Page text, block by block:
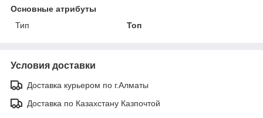
Основные атрибуты
Тип
Топ
Условия доставки
Доставка курьером по г.Алматы
Доставка по Казахстану Казпочтой